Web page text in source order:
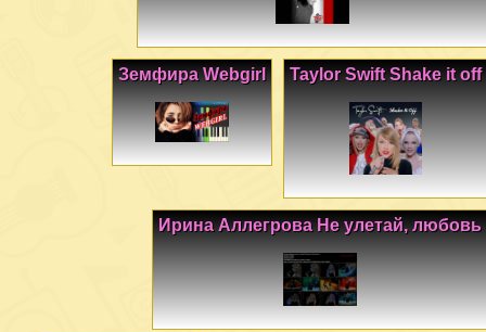
Taylor Swift Shake it off
Земфира Webgirl
Ирина Аллегрова Не улетай, любовь